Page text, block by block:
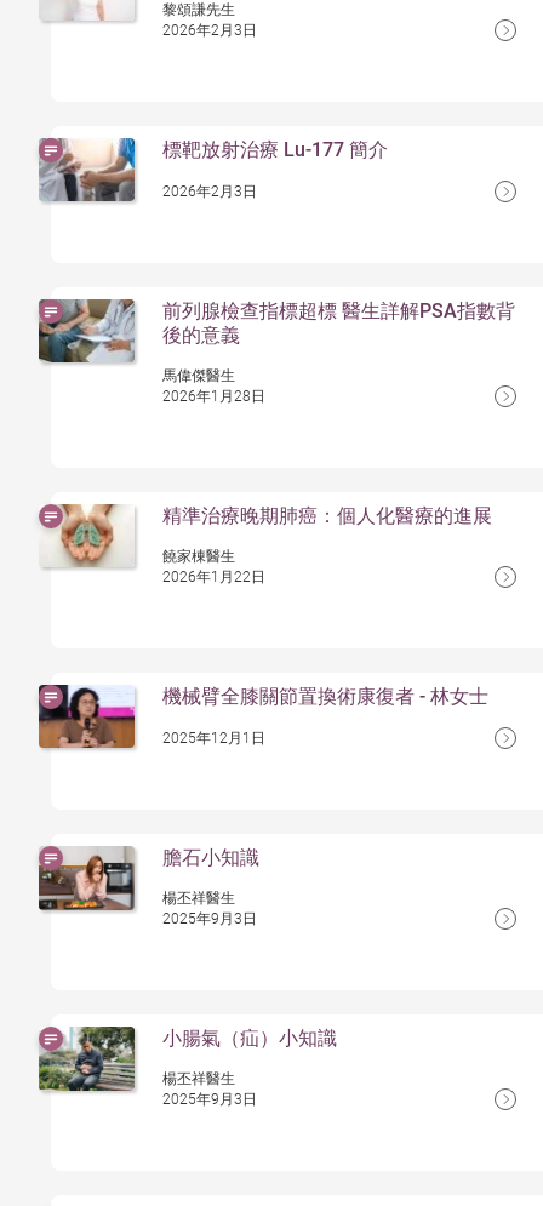
黎頌謙先生
2026年2月3日
標靶放射治療 Lu-177 簡介
2026年2月3日
前列腺檢查指標超標 醫生詳解PSA指數背
後的意義
馬偉傑醫生
2026年1月28日
精準治療晚期肺癌：個人化醫療的進展
饒家棟醫生
2026年1月22日
機械臂全膝關節置換術康復者 - 林女士
2025年12月1日
膽石小知識
楊丕祥醫生
2025年9月3日
小腸氣（疝）小知識
楊丕祥醫生
2025年9月3日